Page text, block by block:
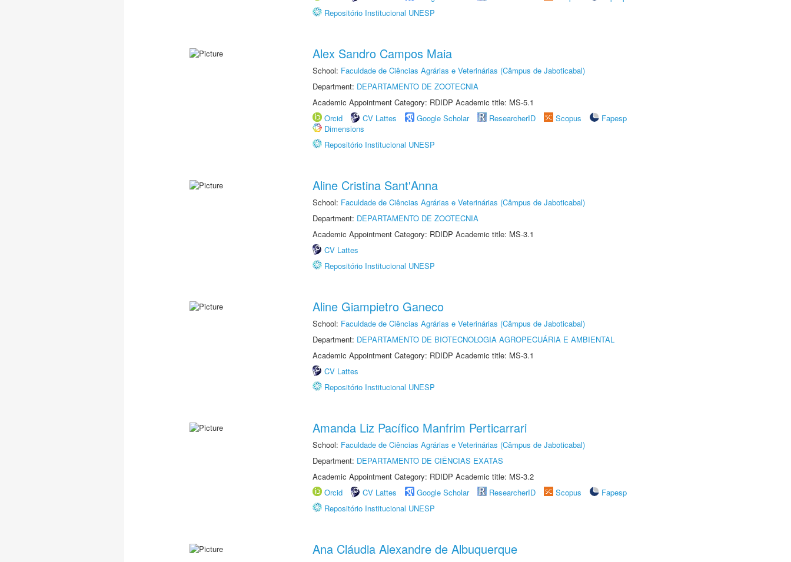
Repositório Institucional UNESP
Alex Sandro Campos Maia
School: Faculdade de Ciências Agrárias e Veterinárias (Câmpus de Jaboticabal)
Department: DEPARTAMENTO DE ZOOTECNIA
Academic Appointment Category: RDIDP Academic title: MS-5.1
Orcid
CV Lattes Google Scholar ResearcherID Scopus
Fapesp
Dimensions
Repositório Institucional UNESP
Aline Cristina Sant'Anna
School: Faculdade de Ciências Agrárias e Veterinárias (Câmpus de Jaboticabal)
Department: DEPARTAMENTO DE ZOOTECNIA
Academic Appointment Category: RDIDP Academic title: MS-3.1
CV Lattes
Repositório Institucional UNESP
Aline Giampietro Ganeco
School: Faculdade de Ciências Agrárias e Veterinárias (Câmpus de Jaboticabal)
Department: DEPARTAMENTO DE BIOTECNOLOGIA AGROPECUÁRIA E AMBIENTAL
Academic Appointment Category: RDIDP Academic title: MS-3.1
CV Lattes
Repositório Institucional UNESP
Amanda Liz Pacífico Manfrim Perticarrari
School: Faculdade de Ciências Agrárias e Veterinárias (Câmpus de Jaboticabal)
Department: DEPARTAMENTO DE CIÊNCIAS EXATAS
Academic Appointment Category: RDIDP Academic title: MS-3.2
Orcid
CV Lattes Google Scholar ResearcherID Scopus
Fapesp
Repositório Institucional UNESP
Ana Cláudia Alexandre de Albuquerque